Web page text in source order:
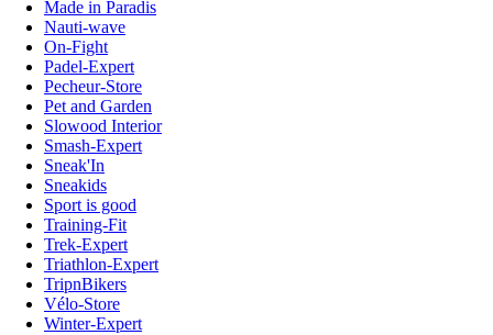
Made in Paradis
Nauti-wave
On-Fight
Padel-Expert
Pecheur-Store
Pet and Garden
Slowood Interior
Smash-Expert
Sneak'In
Sneakids
Sport is good
Training-Fit
Trek-Expert
Triathlon-Expert
TripnBikers
Vélo-Store
Winter-Expert